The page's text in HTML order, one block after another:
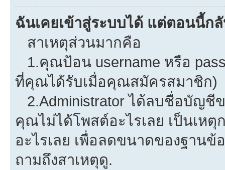
ฉันเคยเข้าสู่ระบบได้ แต่ตอนนี้ก
สาเหตุส่วนมากคือ
1.คุณป้อน username หรือ
ที่คุณได้รับเมื่อคุณสมัครสมาชิก)
2.Administrator ได้ลบชื่อบัญชี
คุณไม่ได้โพสต์อะไรเลย เป็นเห
อะไรเลย เพื่อลดขนาดของฐาน
ถามถึงสาเหตุดู.